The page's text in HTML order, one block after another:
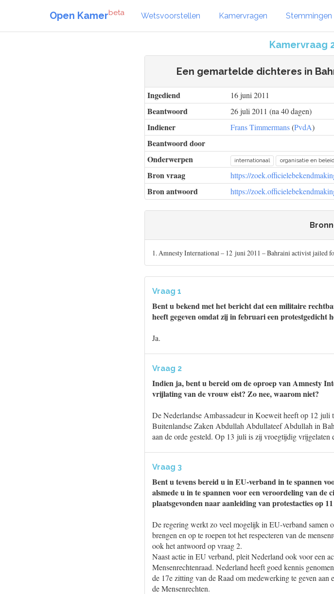
Open Kamerbeta Wetsvoorstellen Kamervragen Stemmingen
Kamervraag
Een gemartelde dichteres in
Ingediend 16 juni 2011
Beantwoord 26 juli 2011 (na 40 dagen)
Indiener Frans Timmermans(PvdA)
Beantwoord door
Onderwerpen
internationaal organisatie en
Bron vraag https://
Bron antwoord https://
1. Amnesty International – 12 juni 2011 – Bahraini activist jailed
Vraag 1
Bent u bekend met het bericht dat een militaire
heeft gegeven omdat zij in februari een protestgedicht
Ja.
Vraag 2
Indien ja, bent u bereid om de oproep van Amnesty
vrijlating van de vrouw eist? Zo nee, waarom niet?
De Nederlandse Ambassadeur in Koeweit heeft op 12
Buitenlandse Zaken Abdullah Abdullateef Abdullah in
aan de orde gesteld. Op 13 juli is zij vroegtijdig vrijgelaten
Vraag 3
Bent u tevens bereid u in EU-verband in te spannen
alsmede u in te spannen voor een veroordeling van de
plaatsgevonden naar aanleiding van protestacties op
De regering werkt zo veel mogelijk in EU-verband samen
brengen en op te roepen tot het respecteren van de
ook het antwoord op vraag 2.
Naast actie in EU verband, pleit Nederland ook voor een
Mensenrechtenraad. Nederland heeft goed kennis
de 17e zitting van de Raad om medewerking te geven
de Mensenrechten.